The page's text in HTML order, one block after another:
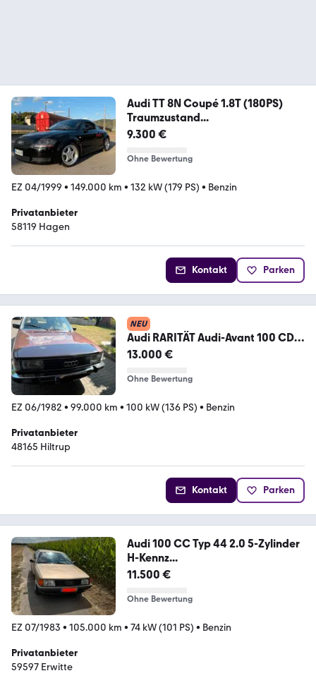
Audi TT 8N Coupé 1.8T (180PS)
Traumzustand...
9.300 €
Ohne Bewertung
EZ 04/1999 • 149.000 km • 132 kW (179 PS) • Benzin
Privatanbieter
58119 Hagen
Kontakt Parken
NEU
Audi RARITÄT Audi-Avant 100 CD 5
E
13.000 €
Ohne Bewertung
EZ 06/1982 • 99.000 km • 100 kW (136 PS) • Benzin
Privatanbieter
48165 Hiltrup
Kontakt Parken
Audi 100 CC Typ 44 2.0 5-Zylinder
H-Kennz...
11.500 €
Ohne Bewertung
EZ 07/1983 • 105.000 km • 74 kW (101 PS) • Benzin
Privatanbieter
59597 Erwitte